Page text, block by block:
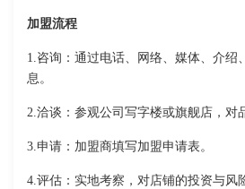
加盟流程
1.咨询：通过电话、网络、媒体、介绍
息。
2.洽谈：参观公司写字楼或旗舰店，对
3.申请：加盟商填写加盟申请表。
4.评估：实地考察，对店铺的投资与风